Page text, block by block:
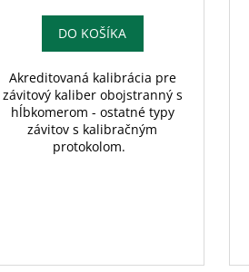
DO KOŠÍKA
Akreditovaná kalibrácia pre
závitový kaliber obojstranný s
hĺbkomerom - ostatné typy
závitov s kalibračným
protokolom.